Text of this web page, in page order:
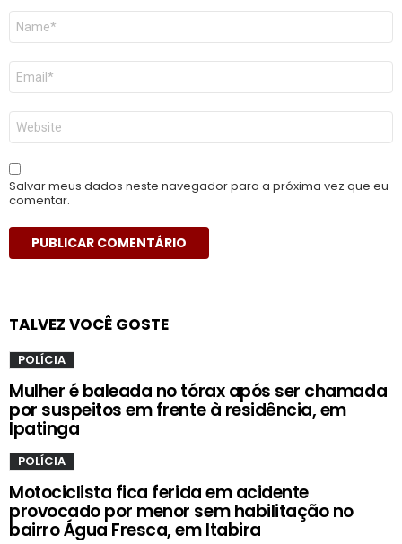
Nome
E-
mail
*
Site
Salvar meus dados neste navegador para a próxima vez que eu
comentar.
TALVEZ VOCÊ GOSTE
POLÍCIA
Mulher é baleada no tórax após ser chamada
por suspeitos em frente à residência, em
Ipatinga
POLÍCIA
Motociclista fica ferida em acidente
provocado por menor sem habilitação no
bairro Água Fresca, em Itabira